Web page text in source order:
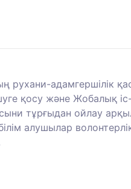
рухани-адамгершілік
қосу және Жобалық
сыни тұрғыдан ойлау
алушылар